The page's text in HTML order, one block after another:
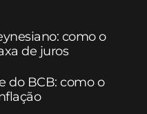
como o
de juros
do BCB: como o